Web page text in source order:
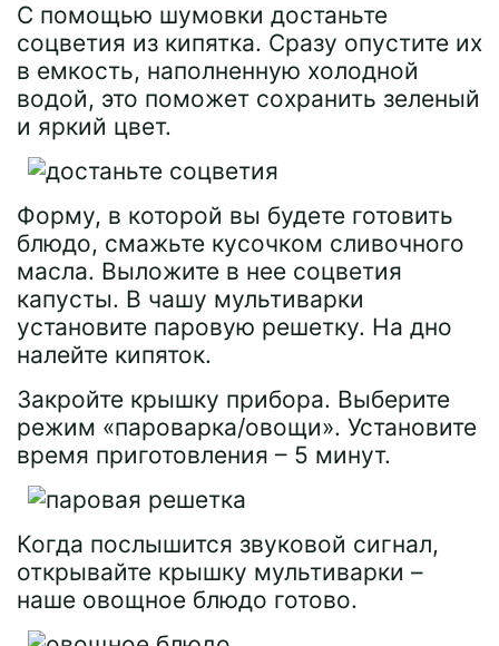
С помощью шумовки достаньте
соцветия из кипятка. Сразу опустите их
в емкость, наполненную холодной
водой, это поможет сохранить зеленый
и яркий цвет.
Форму, в которой вы будете готовить
блюдо, смажьте кусочком сливочного
масла. Выложите в нее соцветия
капусты. В чашу мультиварки
установите паровую решетку. На дно
налейте кипяток.
Закройте крышку прибора. Выберите
режим «пароварка/овощи». Установите
время приготовления – 5 минут.
Когда послышится звуковой сигнал,
открывайте крышку мультиварки –
наше овощное блюдо готово.